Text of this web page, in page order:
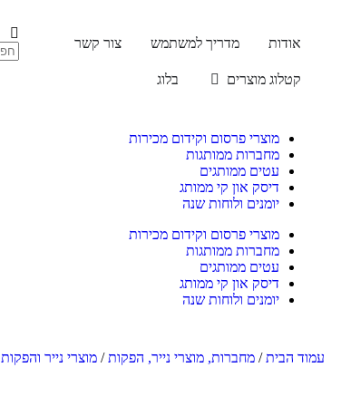
אודות מדריך למשתמש צור קשר
קטלוג מוצרים בלוג
מוצרי פרסום וקידום מכירות
מחברות ממותגות
עטים ממותגים
דיסק און קי ממותג
יומנים ולוחות שנה
מוצרי פרסום וקידום מכירות
מחברות ממותגות
עטים ממותגים
דיסק און קי ממותג
יומנים ולוחות שנה
עמוד הבית/ מחברות, מוצרי נייר, הפקות/ מוצרי נייר והפקות